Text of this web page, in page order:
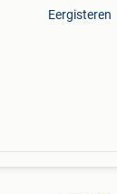
Eergisteren